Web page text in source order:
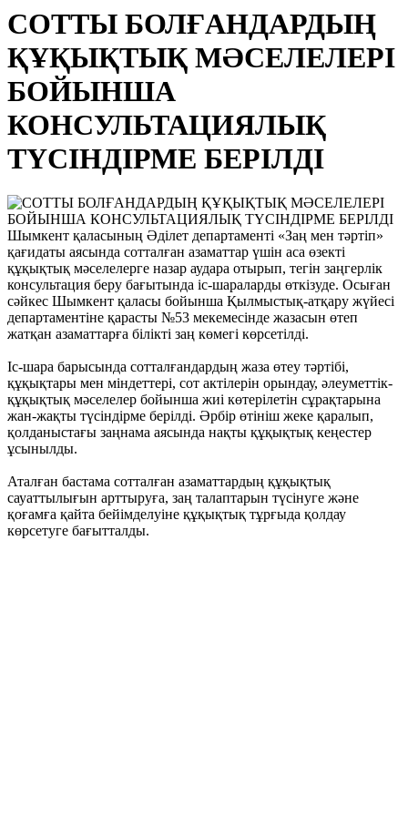
СОТТЫ БОЛҒАНДАРДЫҢ
ҚҰҚЫҚТЫҚ МӘСЕЛЕЛЕРІ
БОЙЫНША
КОНСУЛЬТАЦИЯЛЫҚ
ТҮСІНДІРМЕ БЕРІЛДІ
Шымкент қаласының Әділет департаменті «Заң мен тәртіп»
қағидаты аясында сотталған азаматтар үшін аса өзекті
құқықтық мәселелерге назар аудара отырып, тегін заңгерлік
консультация беру бағытында іс-шараларды өткізуде. Осыған
сәйкес Шымкент қаласы бойынша Қылмыстық-атқару жүйесі
департаментіне қарасты №53 мекемесінде жазасын өтеп
жатқан азаматтарға білікті заң көмегі көрсетілді.
Іс-шара барысында сотталғандардың жаза өтеу тәртібі,
құқықтары мен міндеттері, сот актілерін орындау, әлеуметтік-
құқықтық мәселелер бойынша жиі көтерілетін сұрақтарына
жан-жақты түсіндірме берілді. Әрбір өтініш жеке қаралып,
қолданыстағы заңнама аясында нақты құқықтық кеңестер
ұсынылды.
Аталған бастама сотталған азаматтардың құқықтық
сауаттылығын арттыруға, заң талаптарын түсінуге және
қоғамға қайта бейімделуіне құқықтық тұрғыда қолдау
көрсетуге бағытталды.